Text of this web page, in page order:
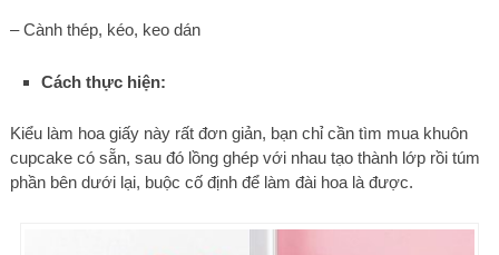
– Cành thép, kéo, keo dán
Cách thực hiện:
Kiểu làm hoa giấy này rất đơn giản, bạn chỉ cần tìm mua khuôn
cupcake có sẵn, sau đó lồng ghép với nhau tạo thành lớp rồi túm
phần bên dưới lại, buộc cố định để làm đài hoa là được.